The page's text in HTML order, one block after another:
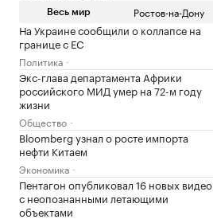
Весь мир Ростов-на-Дону
На Украине сообщили о коллапсе на
границе с ЕС
Политика
Экс-глава департамента Африки
российского МИД умер на 72-м году
жизни
Общество
Bloomberg узнал о росте импорта
нефти Китаем
Экономика
Пентагон опубликовал 16 новых видео
с неопознанными летающими
объектами